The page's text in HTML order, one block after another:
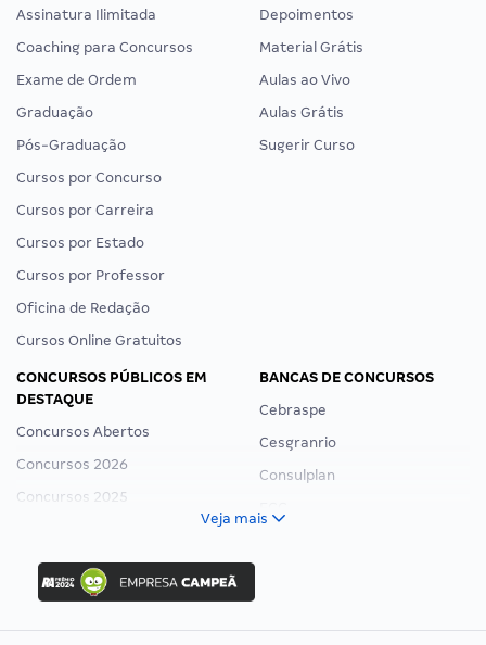
Assinatura Ilimitada
Coaching para Concursos
Exame de Ordem
Graduação
Pós-Graduação
Cursos por Concurso
Cursos por Carreira
Cursos por Estado
Cursos por Professor
Oficina de Redação
Cursos Online Gratuitos
Depoimentos
Material Grátis
Aulas ao Vivo
Aulas Grátis
Sugerir Curso
CONCURSOS PÚBLICOS EM
DESTAQUE
Concursos Abertos
Concursos 2026
Concursos 2025
Concurso Ibama
Concurso MPU
Editais publicados
BANCAS DE CONCURSOS
Cebraspe
Cesgranrio
Consulplan
Veja mais